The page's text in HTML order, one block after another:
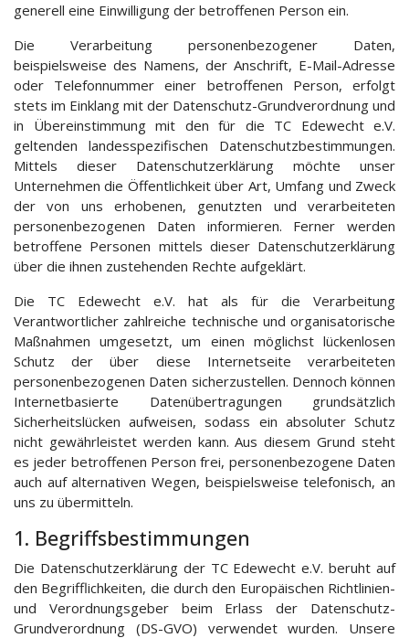
generell eine Einwilligung der betroffenen Person ein.
Die Verarbeitung personenbezogener Daten,
beispielsweise des Namens, der Anschrift, E-Mail-Adresse
oder Telefonnummer einer betroffenen Person, erfolgt
stets im Einklang mit der Datenschutz-Grundverordnung und
in Übereinstimmung mit den für die TC Edewecht e.V.
geltenden landesspezifischen Datenschutzbestimmungen.
Mittels dieser Datenschutzerklärung möchte unser
Unternehmen die Öffentlichkeit über Art, Umfang und Zweck
der von uns erhobenen, genutzten und verarbeiteten
personenbezogenen Daten informieren. Ferner werden
betroffene Personen mittels dieser Datenschutzerklärung
über die ihnen zustehenden Rechte aufgeklärt.
Die TC Edewecht e.V. hat als für die Verarbeitung
Verantwortlicher zahlreiche technische und organisatorische
Maßnahmen umgesetzt, um einen möglichst lückenlosen
Schutz der über diese Internetseite verarbeiteten
personenbezogenen Daten sicherzustellen. Dennoch können
Internetbasierte Datenübertragungen grundsätzlich
Sicherheitslücken aufweisen, sodass ein absoluter Schutz
nicht gewährleistet werden kann. Aus diesem Grund steht
es jeder betroffenen Person frei, personenbezogene Daten
auch auf alternativen Wegen, beispielsweise telefonisch, an
uns zu übermitteln.
1. Begriffsbestimmungen
Die Datenschutzerklärung der TC Edewecht e.V. beruht auf
den Begrifflichkeiten, die durch den Europäischen Richtlinien-
und Verordnungsgeber beim Erlass der Datenschutz-
Grundverordnung (DS-GVO) verwendet wurden. Unsere